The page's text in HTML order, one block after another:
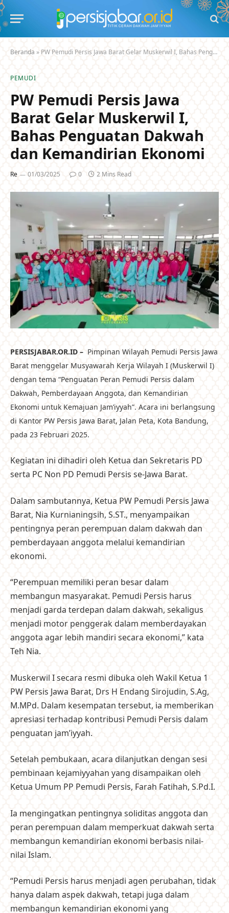
Beranda » PW Pemudi Persis Jawa Barat Gelar Muskerwil I, Bahas Penguatan Dakwah dan Kemandirian Ekonomi
PEMUDI
PW Pemudi Persis Jawa
Barat Gelar Muskerwil I,
Bahas Penguatan Dakwah
dan Kemandirian Ekonomi
Re 01/03/2025 0 2 Mins Read
PERSISJABAR.OR.ID – Pimpinan Wilayah Pemudi Persis Jawa
Barat menggelar Musyawarah Kerja Wilayah I (Muskerwil I)
dengan tema “Penguatan Peran Pemudi Persis dalam
Dakwah, Pemberdayaan Anggota, dan Kemandirian
Ekonomi untuk Kemajuan Jam’iyyah”. Acara ini berlangsung
di Kantor PW Persis Jawa Barat, Jalan Peta, Kota Bandung,
pada 23 Februari 2025.
Kegiatan ini dihadiri oleh Ketua dan Sekretaris PD
serta PC Non PD Pemudi Persis se-Jawa Barat.
Dalam sambutannya, Ketua PW Pemudi Persis Jawa
Barat, Nia Kurnianingsih, S.ST., menyampaikan
pentingnya peran perempuan dalam dakwah dan
pemberdayaan anggota melalui kemandirian
ekonomi.
“Perempuan memiliki peran besar dalam
membangun masyarakat. Pemudi Persis harus
menjadi garda terdepan dalam dakwah, sekaligus
menjadi motor penggerak dalam memberdayakan
anggota agar lebih mandiri secara ekonomi,” kata
Teh Nia.
Muskerwil I secara resmi dibuka oleh Wakil Ketua 1
PW Persis Jawa Barat, Drs H Endang Sirojudin, S.Ag,
M.MPd. Dalam kesempatan tersebut, ia memberikan
apresiasi terhadap kontribusi Pemudi Persis dalam
penguatan jam’iyyah.
Setelah pembukaan, acara dilanjutkan dengan sesi
pembinaan kejamiyyahan yang disampaikan oleh
Ketua Umum PP Pemudi Persis, Farah Fatihah, S.Pd.I.
Ia mengingatkan pentingnya soliditas anggota dan
peran perempuan dalam memperkuat dakwah serta
membangun kemandirian ekonomi berbasis nilai-
nilai Islam.
“Pemudi Persis harus menjadi agen perubahan, tidak
hanya dalam aspek dakwah, tetapi juga dalam
membangun kemandirian ekonomi yang